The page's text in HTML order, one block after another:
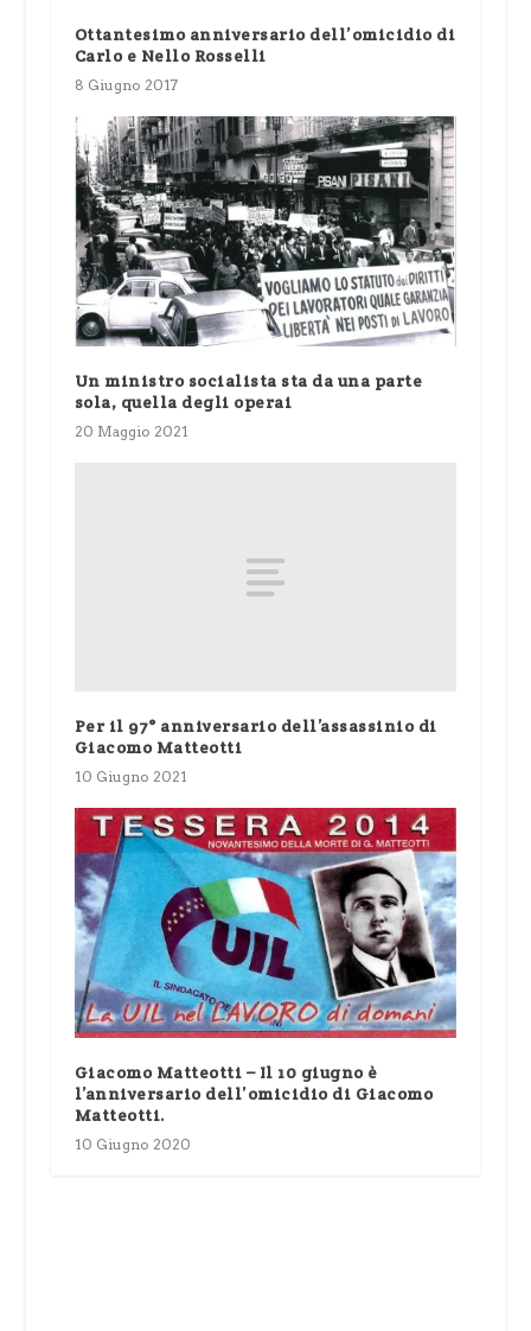
Ottantesimo anniversario dell’omicidio di
Carlo e Nello Rosselli
8 Giugno 2017
Un ministro socialista sta da una parte
sola, quella degli operai
20 Maggio 2021
Per il 97° anniversario dell’assassinio di
Giacomo Matteotti
10 Giugno 2021
Giacomo Matteotti – Il 10 giugno è
l’anniversario dell’omicidio di Giacomo
Matteotti.
10 Giugno 2020